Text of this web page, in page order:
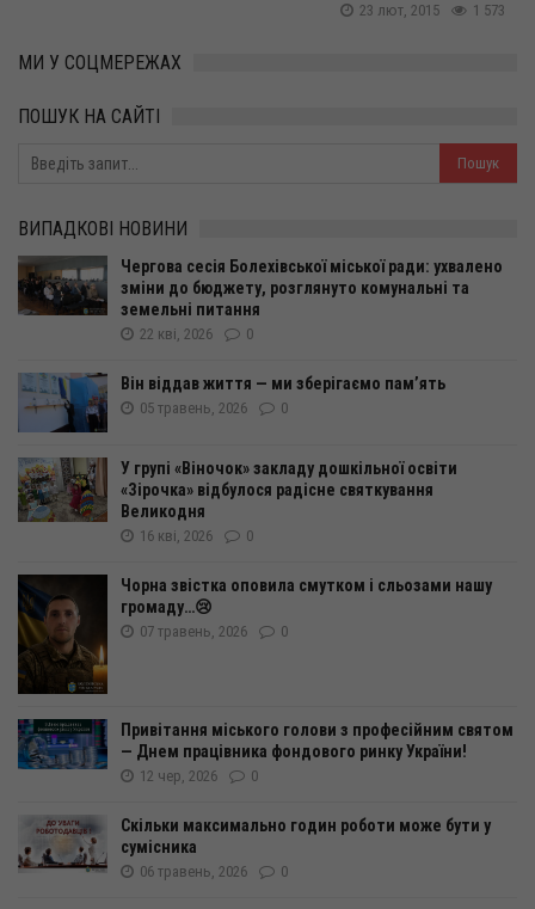
1 573
23 лют, 2015
МИ У СОЦМЕРЕЖАХ
ПОШУК НА САЙТІ
ВИПАДКОВІ НОВИНИ
Чергова сесія Болехівської міської ради: ухвалено
зміни до бюджету, розглянуто комунальні та
земельні питання
22 кві, 2026 0
Він віддав життя — ми зберігаємо пам’ять
05 травень, 2026 0
У групі «Віночок» закладу дошкільної освіти
«Зірочка» відбулося радісне святкування
Великодня
16 кві, 2026 0
Чорна звістка оповила смутком і сльозами нашу
громаду…😢
07 травень, 2026 0
Привітання міського голови з професійним святом
— Днем працівника фондового ринку України!
12 чер, 2026 0
Скільки максимально годин роботи може бути у
сумісника
06 травень, 2026 0